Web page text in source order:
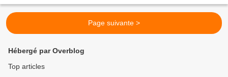
Page suivante >
Hébergé par Overblog
Top articles